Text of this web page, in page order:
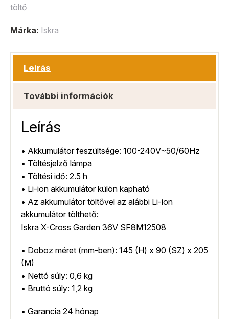
töltő
Márka: Iskra
Leírás
További információk
Leírás
• Akkumulátor feszültsége: 100-240V~50/60Hz
• Töltésjelző lámpa
• Töltési idő: 2.5 h
• Li-ion akkumulátor külön kapható
• Az akkumulátor töltővel az alábbi Li-ion
akkumulátor tölthető:
Iskra X-Cross Garden 36V SF8M12508
• Doboz méret (mm-ben): 145 (H) x 90 (SZ) x 205
(M)
• Nettó súly: 0,6 kg
• Bruttó súly: 1,2 kg
• Garancia 24 hónap